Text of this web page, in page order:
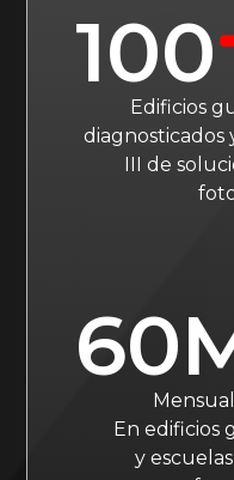
100
Edificios
diagnosticados
III de
60
En edificios
y